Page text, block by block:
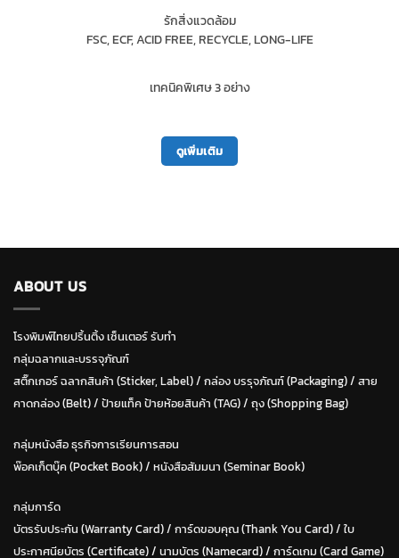
รักสิ่งแวดล้อม
FSC, ECF, ACID FREE, RECYCLE, LONG-LIFE
เทคนิคพิเศษ 3 อย่าง
ดูเพิ่มเติม
ABOUT US
โรงพิมพ์ไทยปริ้นติ้ง เซ็นเตอร์ รับทำ
กลุ่มฉลากและบรรจุภัณฑ์
สติ๊กเกอร์ ฉลากสินค้า (Sticker, Label)/ กล่อง บรรุจภัณฑ์ (Packaging)/ สาย
คาดกล่อง (Belt)/ ป้ายแท็ค ป้ายห้อยสินค้า (TAG)/ ถุง (Shopping Bag)
กลุ่มหนังสือ ธุรกิจการเรียนการสอน
พ๊อคเก็ตบุ๊ค (Pocket Book)/ หนังสือสัมมนา (Seminar Book)
กลุ่มการ์ด
บัตรรับประกัน (Warranty Card)/ การ์ดขอบคุณ (Thank You Card)/ ใบ
ประกาศนียบัตร (Certificate)/ นามบัตร (Namecard)/ การ์ดเกม (Card Game)